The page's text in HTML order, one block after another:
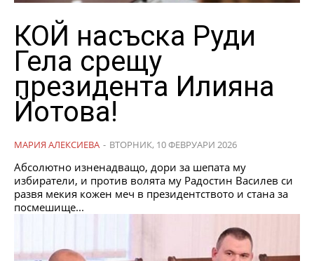
КОЙ насъска Руди
Гела срещу
президента Илияна
Йотова!
МАРИЯ АЛЕКСИЕВА - ВТОРНИК, 10 ФЕВРУАРИ 2026
Абсолютно изненадващо, дори за шепата му
избиратели, и против волята му Радостин Василев си
развя мекия кожен меч в президентството и стана за
посмешище...